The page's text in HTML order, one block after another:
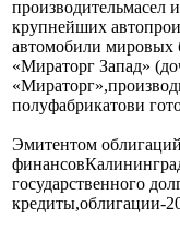
крупнейших
автомобили
«Мираторг Запад»
полуфабрикатови
Эмитентом
государственного
кредиты,облигации-